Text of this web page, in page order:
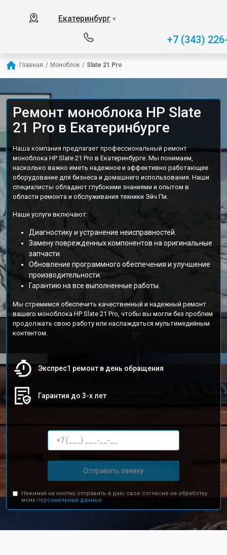
Екатеринбург ▼
+7 (343)
Главная / Моноблок / Slate 21 Pro
Ремонт моноблока HP Slate
21 Pro в Екатеринбурге
Наша компания предлагает профессиональный ремонт
моноблока HP Slate 21 Pro в Екатеринбурге. Мы понимаем,
насколько важно иметь надежное и эффективно работающее
оборудование для бизнеса и домашнего использования. Наши
специалисты обладают глубокими знаниями и опытом в
области ремонта и обслуживания техники Эйч Пи.
Наши услуги включают:
Диагностику и устранение неисправностей.
Замену поврежденных компонентов на оригинальные
запчасти.
Обновление программного обеспечения и улучшение
производительности.
Гарантию на все выполненные работы.
Мы стремимся обеспечить качественный и надежный ремонт
вашего моноблока HP Slate 21 Pro, чтобы вы могли без проблем
продолжать свою работу или наслаждаться мультимедийным
контентом.
Экспрес1 ремонт в день обращения
Гарантия до 3-х лет
Отправить заявку
Нажимая на кнопку отправить я даю свое согласие на обработку
моих персональных данных.